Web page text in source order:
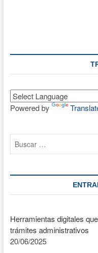
Powered by
Herramientas digitales
trámites administrativos
20/06/2025